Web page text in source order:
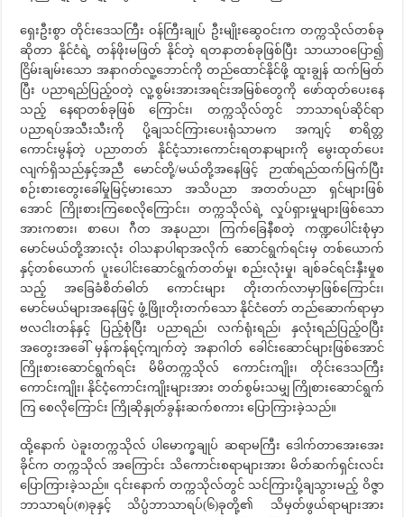
ရှေးဦးစွာ တိုင်းဒေသကြီး ဝန်ကြီးချုပ် ဦးမျိုးဆွေဝင်းက တက္ကသိုလ်တစ်ခု
ဆိုတာ နိုင်ငံရဲ့ တန်ဖိုးမဖြတ် နိုင်တဲ့ ရတနာတစ်ခုဖြစ်ပြီး သာယာဝပြော၍
ငြိမ်းချမ်းသော အနာဂတ်လူ့ဘောင်ကို တည်ထောင်နိုင်ဖို့ ထူးချွန် ထက်မြတ်
ပြီး ပညာရည်ပြည့်ဝတဲ့ လူ့စွမ်းအားအရင်းအမြစ်တွေကို ဖော်ထုတ်ပေးနေ
သည့် နေရာတစ်ခုဖြစ် ကြောင်း၊ တက္ကသိုလ်တွင် ဘာသာရပ်ဆိုင်ရာ
ပညာရပ်အသီးသီးကို ပို့ချသင်ကြားပေးရုံသာမက အကျင့် စာရိတ္တ
ကောင်းမွန်တဲ့ ပညာတတ် နိုင်ငံ့သားကောင်းရတနာများကို မွေးထုတ်ပေး
လျက်ရှိသည်နှင့်အညီ မောင်တို့/မယ်တို့အနေဖြင့် ဉာဏ်ရည်ထက်မြက်ပြီး
စဉ်းစားတွေးခေါ်မှုမြင့်မားသော အသိပညာ အတတ်ပညာ ရှင်များဖြစ်
အောင် ကြိုးစားကြစေလိုကြောင်း၊ တက္ကသိုလ်ရဲ့ လှုပ်ရှားမှုများဖြစ်သော
အားကစား၊ စာပေ၊ ဂီတ အနုပညာ၊ ကြက်ခြေနီစတဲ့ ကဏ္ဍပေါင်းစုံမှာ
မောင်မယ်တို့အားလုံး ဝါသနာပါရာအလိုက် ဆောင်ရွက်ရင်းမှ တစ်ယောက်
နှင့်တစ်ယောက် ပူးပေါင်းဆောင်ရွက်တတ်မှု၊ စည်းလုံးမှု၊ ချစ်ခင်ရင်းနှီးမှုစ
သည့် အခြေခံစိတ်ဓါတ် ကောင်းများ တိုးတက်လာမှာဖြစ်ကြောင်း၊
မောင်မယ်များအနေဖြင့် ဖွံ့ဖြိုးတိုးတက်သော နိုင်ငံတော် တည်ဆောက်ရာမှာ
ဗလငါးတန်နှင့် ပြည့်စုံပြီး ပညာရည်၊ လက်ရုံးရည်၊ နှလုံးရည်ပြည့်ဝပြီး
အတွေးအခေါ် မှန်ကန်ရင့်ကျက်တဲ့ အနာဂါတ် ခေါင်းဆောင်များဖြစ်အောင်
ကြိုးစားဆောင်ရွက်ရင်း မိမိတက္ကသိုလ် ကောင်းကျိုး၊ တိုင်းဒေသကြီး
ကောင်းကျိုး၊ နိုင်ငံ့ကောင်းကျိုးများအား တတ်စွမ်းသမျှ ကြိုစားဆောင်ရွက်
ကြ စေလိုကြောင်း ကြိုဆိုနှုတ်ခွန်းဆက်စကား ပြောကြားခဲ့သည်။
ထို့နောက် ပဲခူးတက္ကသိုလ် ပါမောက္ခချုပ် ဆရာမကြီး ဒေါက်တာအေးအေး
ခိုင်က တက္ကသိုလ် အကြောင်း သိကောင်းစရာများအား မိတ်ဆက်ရှင်းလင်း
ပြောကြားခဲ့သည်။ ၎င်းနောက် တက္ကသိုလ်တွင် သင်ကြားပို့ချသွားမည့် ဝိဇ္ဇာ
ဘာသာရပ်(၈)ခုနှင့် သိပ္ပံဘာသာရပ်(၆)ခုတို့၏ သိမှတ်ဖွယ်ရာများအား